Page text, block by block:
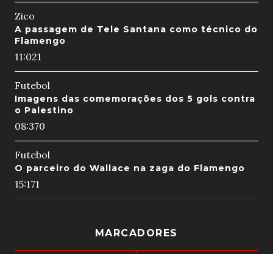
Zico
A passagem de Tele Santana como técnico do
Flamengo
11:021
Futebol
Imagens das comemorações dos 5 gols contra
o Palestino
08:370
Futebol
O parceiro do Wallace na zaga do Flamengo
15:171
MARCADORES